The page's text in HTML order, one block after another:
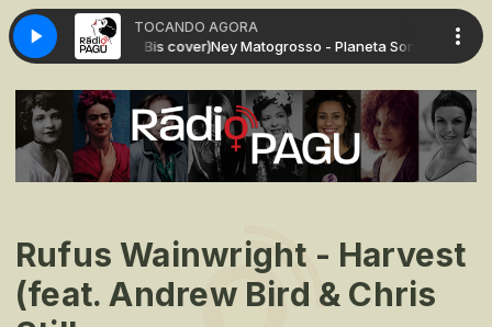
TOCANDO AGORA
Sonho (14 Bis cover)Ney Matogrosso - Planeta Sonho (14 Bis
Rufus Wainwright - Harvest
(feat. Andrew Bird & Chris